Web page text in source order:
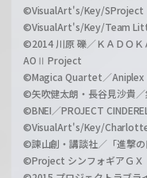
©VisualArt's/Key/SProject
©VisualArt's/Key/Team
©2014 川原 礫／ＫＡＤＯ
AOⅡ Project
©Magica Quartet／
©矢吹健太朗・長谷見沙貴
©BNEI／PROJECT
©VisualArt's/Key/
©諫山創・講談社／「進撃
©Project シンフォギアＧＸ